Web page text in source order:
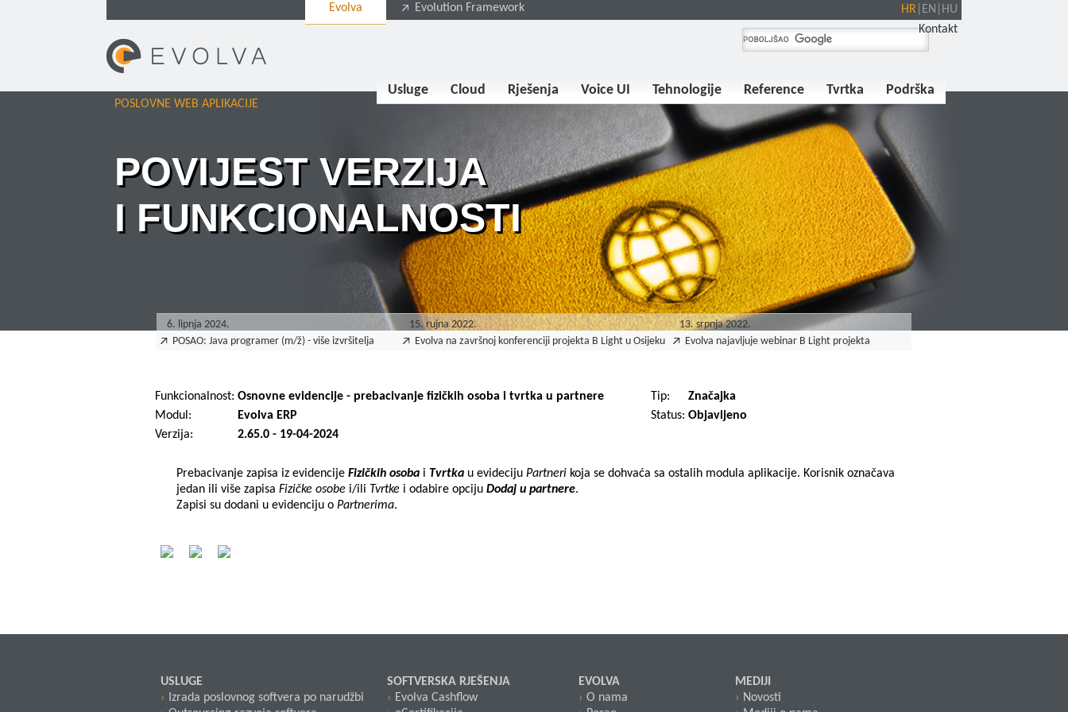
Evolva Evolution Framework HR| EN
HU
Kontakt
POSLOVNE WEB APLIKACIJE
POVIJEST VERZIJA
I FUNKCIONALNOSTI
Usluge Cloud Rješenja Voice UI Tehnologije Reference Tvrtka Podrška
6. lipnja 2024.
POSAO: Java programer (m/ž) - više izvršitelja
15. rujna 2022.
Evolva na završnoj konferenciji projekta B Light u Osijeku
13. srpnja 2022.
Evolva najavljuje webinar B Light projekta
Funkcionalnost: Osnovne evidencije - prebacivanje fizičkih osoba i tvrtka u partnere
Modul:
Evolva ERP
Verzija:
2.65.0 - 19-04-2024
Tip:
Značajka
Status: Objavljeno
Prebacivanje zapisa iz evidencije Fizičkih osoba i Tvrtka u evideciju Partneri koja se dohvaća sa ostalih modula aplikacije. Korisnik označava
jedan ili više zapisa Fizičke osobe i/ili Tvrtke i odabire opciju Dodaj u partnere.
Zapisi su dodani u evidenciju o Partnerima.
USLUGE
Izrada poslovnog softvera po narudžbi
SOFTVERSKA RJEŠENJA
Evolva Cashflow
EVOLVA
O nama
MEDIJI
Novosti